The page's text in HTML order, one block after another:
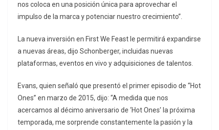
nos coloca en una posición única para aprovechar el
impulso de la marca y potenciar nuestro crecimiento”.
La nueva inversión en First We Feast le permitirá expandirse
a nuevas áreas, dijo Schonberger, incluidas nuevas
plataformas, eventos en vivo y adquisiciones de talentos.
Evans, quien señaló que presentó el primer episodio de “Hot
Ones” en marzo de 2015, dijo: “A medida que nos
acercamos al décimo aniversario de ‘Hot Ones’ la próxima
temporada, me sorprende constantemente la pasión y la